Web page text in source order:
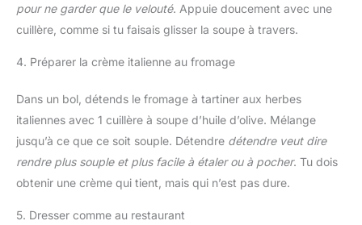
pour ne garder que le velouté. Appuie doucement avec une
cuillère, comme si tu faisais glisser la soupe à travers.
4. Préparer la crème italienne au fromage
Dans un bol, détends le fromage à tartiner aux herbes
italiennes avec 1 cuillère à soupe d’huile d’olive. Mélange
jusqu’à ce que ce soit souple. Détendre détendre veut dire
rendre plus souple et plus facile à étaler ou à pocher. Tu dois
obtenir une crème qui tient, mais qui n’est pas dure.
5. Dresser comme au restaurant